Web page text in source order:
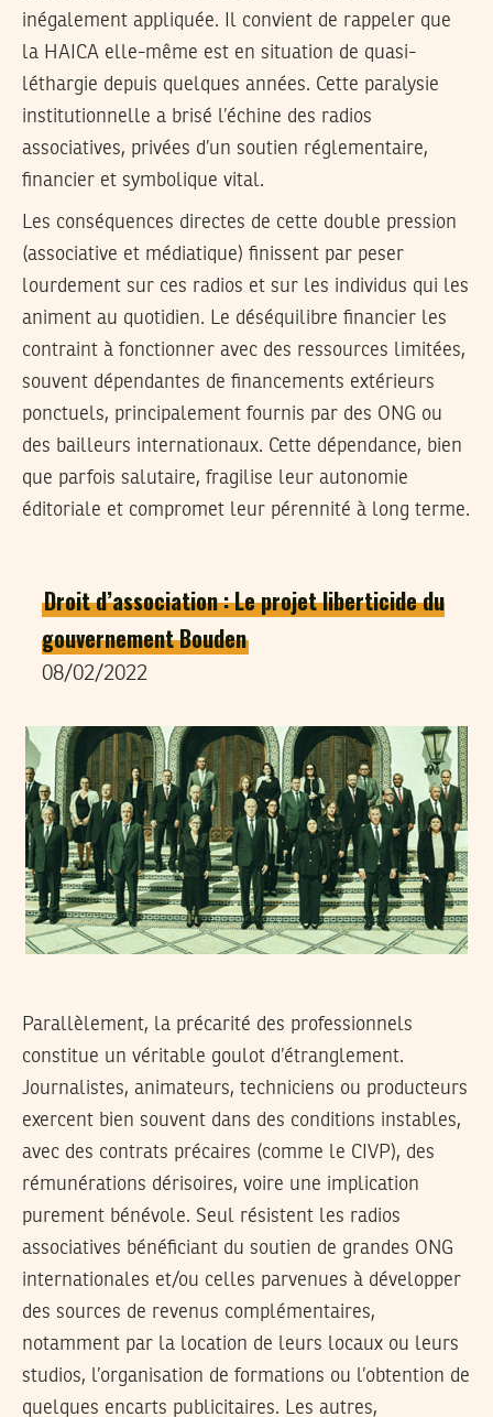
inégalement appliquée. Il convient de rappeler que
la HAICA elle-même est en situation de quasi-
léthargie depuis quelques années. Cette paralysie
institutionnelle a brisé l’échine des radios
associatives, privées d’un soutien réglementaire,
financier et symbolique vital.
Les conséquences directes de cette double pression
(associative et médiatique) finissent par peser
lourdement sur ces radios et sur les individus qui les
animent au quotidien. Le déséquilibre financier les
contraint à fonctionner avec des ressources limitées,
souvent dépendantes de financements extérieurs
ponctuels, principalement fournis par des ONG ou
des bailleurs internationaux. Cette dépendance, bien
que parfois salutaire, fragilise leur autonomie
éditoriale et compromet leur pérennité à long terme.
Droit d’association : Le projet liberticide du
gouvernement Bouden
08/02/2022
Parallèlement, la précarité des professionnels
constitue un véritable goulot d’étranglement.
Journalistes, animateurs, techniciens ou producteurs
exercent bien souvent dans des conditions instables,
avec des contrats précaires (comme le CIVP), des
rémunérations dérisoires, voire une implication
purement bénévole. Seul résistent les radios
associatives bénéficiant du soutien de grandes ONG
internationales et/ou celles parvenues à développer
des sources de revenus complémentaires,
notamment par la location de leurs locaux ou leurs
studios, l’organisation de formations ou l’obtention de
quelques encarts publicitaires. Les autres,